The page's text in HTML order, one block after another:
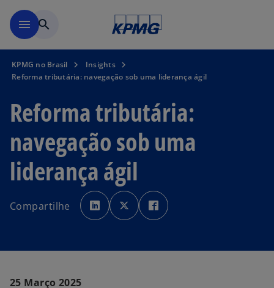
menu search
KPMG no Brasil
Insights
Reforma tributária: navegação sob uma liderança ágil
Reforma tributária:
navegação sob uma
liderança ágil
Compartilhe
a
b
r
e
a
a
b
r
e
a
b
r
a
25 Março 2025